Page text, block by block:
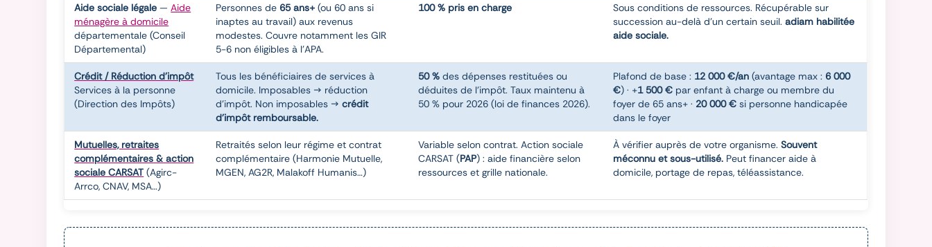
Aide sociale légale —Aide
ménagère à domicile
départementale (Conseil
Départemental)
Personnes de 65 ans+ (ou 60 ans si
inaptes au travail) aux revenus
modestes. Couvre notamment les GIR
5-6 non éligibles à l'APA.
100 % pris en charge
Sous conditions de ressources. Récupérable sur
succession au-delà d'un certain seuil.adiam habilitée
aide sociale.
Crédit / Réduction d'impôt
Services à la personne
(Direction des Impôts)
Tous les bénéficiaires de services à
domicile. Imposables → réduction
d'impôt. Non imposables →crédit
d'impôt remboursable.
50 % des dépenses restituées ou
déduites de l'impôt. Taux maintenu à
50 % pour 2026 (loi de finances 2026).
Plafond de base : 12 000 €/an (avantage max : 6 000
€) · +1 500 € par enfant à charge ou membre du
foyer de 65 ans+ · 20 000 € si personne handicapée
dans le foyer
Mutuelles, retraites
complémentaires & action
sociale CARSAT (Agirc-
Arrco, CNAV, MSA…)
Retraités selon leur régime et contrat
complémentaire (Harmonie Mutuelle,
MGEN, AG2R, Malakoff Humanis…)
Variable selon contrat. Action sociale
CARSAT (PAP) : aide financière selon
ressources et grille nationale.
À vérifier auprès de votre organisme.Souvent
méconnu et sous-utilisé. Peut financer aide à
domicile, portage de repas, téléassistance.